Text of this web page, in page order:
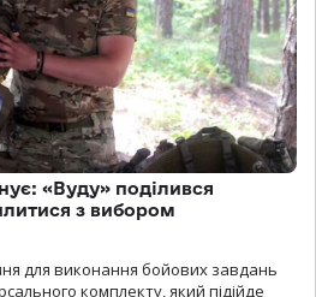
«Вуду» поділився
з вибором
для виконання бойових завдань
комплекту, який підійде